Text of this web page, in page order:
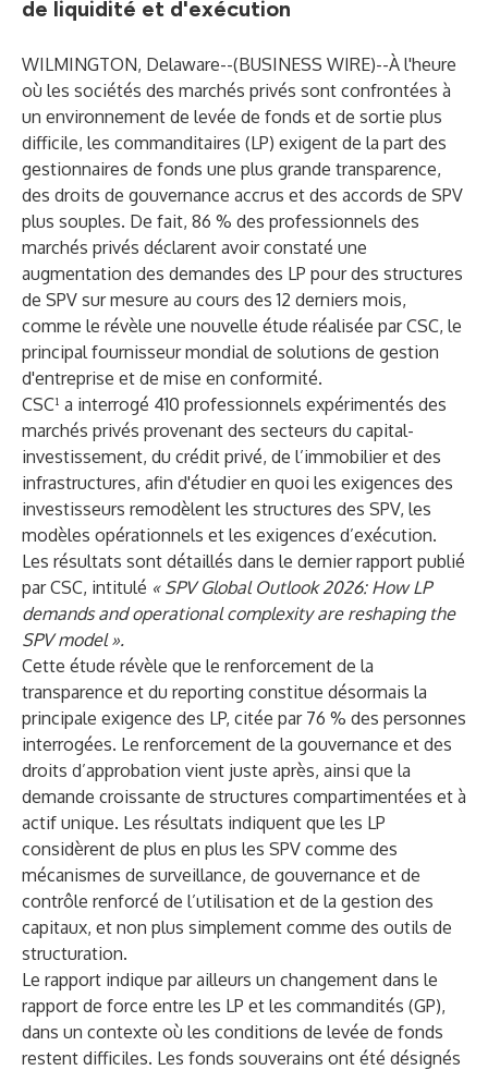
de liquidité et d'exécution
WILMINGTON, Delaware--(BUSINESS WIRE)--À l'heure
où les sociétés des marchés privés sont confrontées à
un environnement de levée de fonds et de sortie plus
difficile, les commanditaires (LP) exigent de la part des
gestionnaires de fonds une plus grande transparence,
des droits de gouvernance accrus et des accords de SPV
plus souples. De fait, 86 % des professionnels des
marchés privés déclarent avoir constaté une
augmentation des demandes des LP pour des structures
de SPV sur mesure au cours des 12 derniers mois,
comme le révèle une nouvelle étude réalisée parCSC, le
principal fournisseur mondial de solutions de gestion
d'entreprise et de mise en conformité.
CSC¹ a interrogé 410 professionnels expérimentés des
marchés privés provenant des secteurs du capital-
investissement, du crédit privé, de l’immobilier et des
infrastructures, afin d'étudier en quoi les exigences des
investisseurs remodèlent les structures des SPV, les
modèles opérationnels et les exigences d’exécution.
Les résultats sont détaillés dans le dernier rapport publié
par CSC, intitulé « SPV Global Outlook 2026: How LP
demands and operational complexity are reshaping the
SPV model ».
Cette étude révèle que le renforcement de la
transparence et du reporting constitue désormais la
principale exigence des LP, citée par 76 % des personnes
interrogées. Le renforcement de la gouvernance et des
droits d’approbation vient juste après, ainsi que la
demande croissante de structures compartimentées et à
actif unique. Les résultats indiquent que les LP
considèrent de plus en plus les SPV comme des
mécanismes de surveillance, de gouvernance et de
contrôle renforcé de l’utilisation et de la gestion des
capitaux, et non plus simplement comme des outils de
structuration.
Le rapport indique par ailleurs un changement dans le
rapport de force entre les LP et les commandités (GP),
dans un contexte où les conditions de levée de fonds
restent difficiles. Les fonds souverains ont été désignés